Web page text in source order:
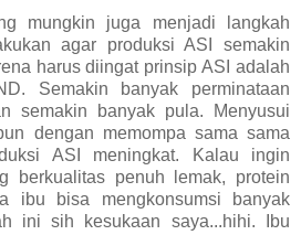
mungkin juga menjadi langkah
agar produksi ASI semakin
harus diingat prinsip ASI adalah
Semakin banyak perminataan
semakin banyak pula. Menyusui
dengan memompa sama sama
ASI meningkat. Kalau ingin
berkualitas penuh lemak, protein
ibu bisa mengkonsumsi banyak
ini sih kesukaan saya...hihi. Ibu